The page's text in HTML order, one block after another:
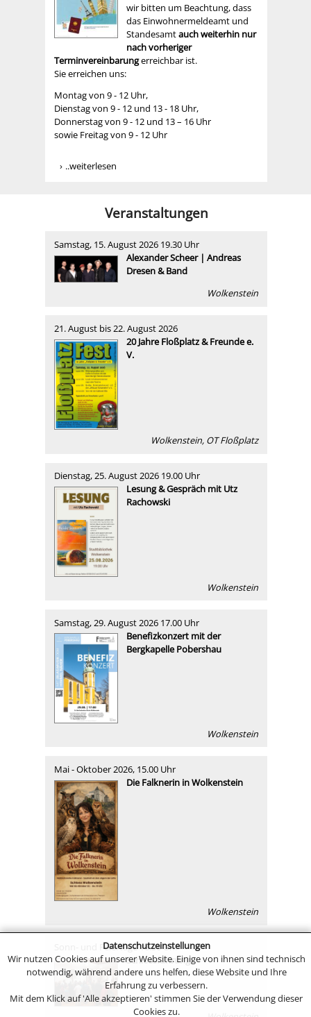
Datenschutzeinstellungen
Wir nutzen Cookies auf unserer Website. Einige von ihnen sind technisch
notwendig, während andere uns helfen, diese Website und Ihre
Erfahrung zu verbessern.
Mit dem Klick auf 'Alle akzeptieren' stimmen Sie der Verwendung dieser
Cookies zu.
wir bitten um Beachtung, dass
das Einwohnermeldeamt und
Standesamtauch weiterhin nur
nach vorheriger
Terminvereinbarungerreichbar ist.
Sie erreichen uns:
Montag von 9 - 12 Uhr,
Dienstag von 9 - 12 und 13 - 18 Uhr,
Donnerstag von 9 - 12 und 13 – 16 Uhr
sowie Freitag von 9 - 12 Uhr
..weiterlesen
Veranstaltungen
Samstag, 15. August 2026 19.30 Uhr
Alexander Scheer | Andreas
Dresen & Band
Wolkenstein
21. August bis 22. August 2026
20 Jahre Floßplatz & Freunde e.
V.
Wolkenstein, OT Floßplatz
Dienstag, 25. August 2026 19.00 Uhr
Lesung & Gespräch mit Utz
Rachowski
Wolkenstein
Samstag, 29. August 2026 17.00 Uhr
Benefizkonzert mit der
Bergkapelle Pobershau
Wolkenstein
Mai - Oktober 2026, 15.00 Uhr
Die Falknerin in Wolkenstein
Wolkenstein
Sonn- und Feiertage 10.30 Uhr
Schlossführung